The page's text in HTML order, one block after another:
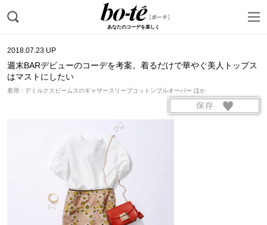
あなたのコーデを楽しく
2018.07.23 UP
週末BARデビューのコーデを考案。着るだけで華やぐ美人トップス
はマストにしたい
着用：デミルクスビームスのギャザースリーブコットンプルオーバー ほか